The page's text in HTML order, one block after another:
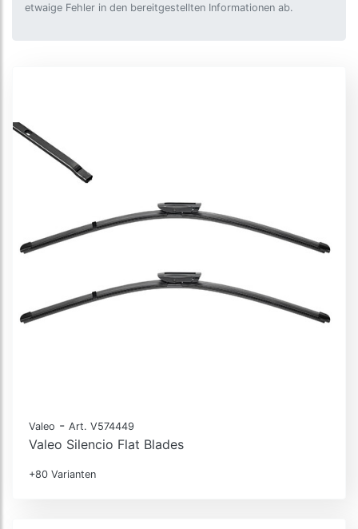
etwaige Fehler in den bereitgestellten Informationen ab.
Valeo - Art. V574449
Valeo Silencio Flat Blades
+80 Varianten